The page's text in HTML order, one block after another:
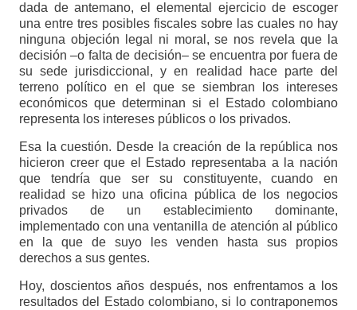
dada de antemano, el elemental ejercicio de escoger
una entre tres posibles fiscales sobre las cuales no hay
ninguna objeción legal ni moral, se nos revela que la
decisión –o falta de decisión– se encuentra por fuera de
su sede jurisdiccional, y en realidad hace parte del
terreno político en el que se siembran los intereses
económicos que determinan si el Estado colombiano
representa los intereses públicos o los privados.
Esa la cuestión. Desde la creación de la república nos
hicieron creer que el Estado representaba a la nación
que tendría que ser su constituyente, cuando en
realidad se hizo una oficina pública de los negocios
privados de un establecimiento dominante,
implementado con una ventanilla de atención al público
en la que de suyo les venden hasta sus propios
derechos a sus gentes.
Hoy, doscientos años después, nos enfrentamos a los
resultados del Estado colombiano, si lo contraponemos